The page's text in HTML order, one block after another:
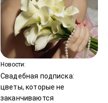
Новости:
Свадебная подписка:
цветы, которые не
заканчиваются